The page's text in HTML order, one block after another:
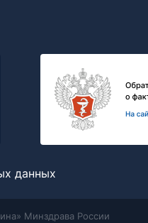
данных
Минздрава России